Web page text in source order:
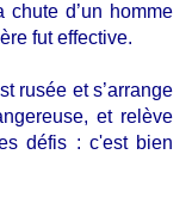
d’un homme
fut effective.
rusée et s’arrange
et relève
défis : c'est bien